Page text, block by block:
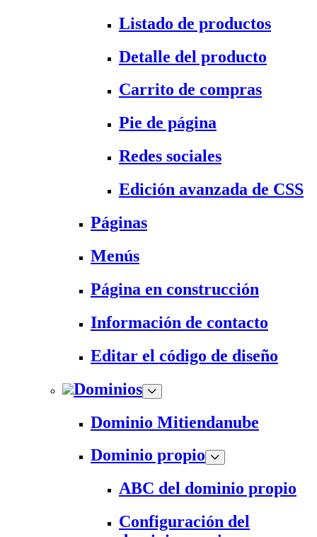
Listado de productos
Detalle del producto
Carrito de compras
Pie de página
Redes sociales
Edición avanzada de CSS
Páginas
Menús
Página en construcción
Información de contacto
Editar el código de diseño
Dominios
Dominio Mitiendanube
Dominio propio
ABC del dominio propio
Configuración del